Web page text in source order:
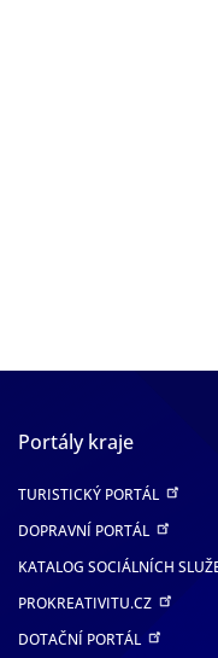
Portály kraje
TURISTICKÝ PORTÁL
DOPRAVNÍ PORTÁL
KATALOG SOCIÁLNÍCH
PROKREATIVITU.CZ
DOTAČNÍ PORTÁL